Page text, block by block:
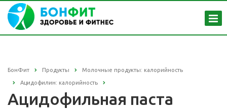
БонФит Продукты Молочные продукты: калорийность
Ацидофилин: калорийность
Ацидофильная паста